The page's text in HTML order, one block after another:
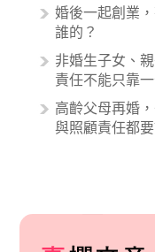
婚後一起創業
誰的？
非婚生子女、
責任不能只靠
高齡父母再婚
與照顧責任都